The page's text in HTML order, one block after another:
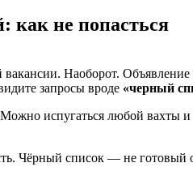
как не попасться
Наоборот.
запросы вроде «черный
испугаться любой вахты и
Чёрный список — не готовый